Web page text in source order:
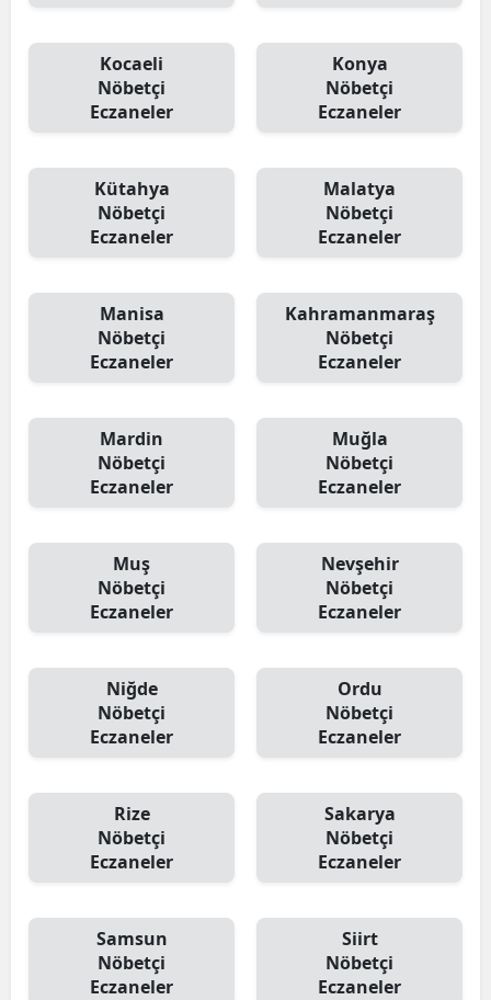
Kocaeli
Nöbetçi
Eczaneler
Konya
Nöbetçi
Eczaneler
Kütahya
Nöbetçi
Eczaneler
Malatya
Nöbetçi
Eczaneler
Manisa
Nöbetçi
Eczaneler
Kahramanmaraş
Nöbetçi
Eczaneler
Mardin
Nöbetçi
Eczaneler
Muğla
Nöbetçi
Eczaneler
Muş
Nöbetçi
Eczaneler
Nevşehir
Nöbetçi
Eczaneler
Niğde
Nöbetçi
Eczaneler
Ordu
Nöbetçi
Eczaneler
Rize
Nöbetçi
Eczaneler
Sakarya
Nöbetçi
Eczaneler
Samsun
Nöbetçi
Eczaneler
Siirt
Nöbetçi
Eczaneler